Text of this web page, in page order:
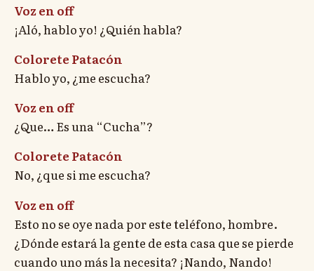
Voz en off
¡Aló, hablo yo! ¿Quién habla?
Colorete Patacón
Hablo yo, ¿me escucha?
Voz en off
¿Que… Es una “Cucha”?
Colorete Patacón
No, ¿que si me escucha?
Voz en off
Esto no se oye nada por este teléfono, hombre.
¿Dónde estará la gente de esta casa que se pierde
cuando uno más la necesita? ¡Nando, Nando!